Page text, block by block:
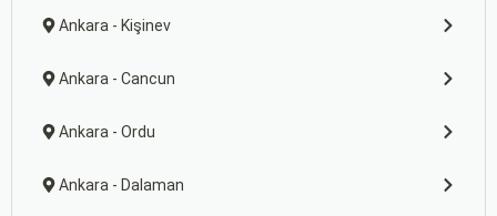
Ankara - Kişinev
Ankara - Cancun
Ankara - Ordu
Ankara - Dalaman